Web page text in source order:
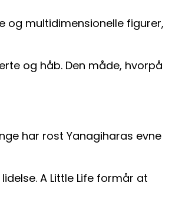
og multidimensionelle figurer,
og håb. Den måde, hvorpå
har rost Yanagiharas evne
A Little Life formår at